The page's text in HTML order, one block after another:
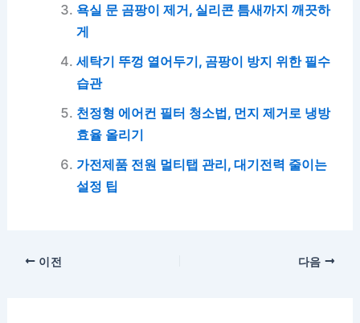
욕실 문 곰팡이 제거, 실리콘 틈새까지 깨끗하
게
세탁기 뚜껑 열어두기, 곰팡이 방지 위한 필수
습관
천정형 에어컨 필터 청소법, 먼지 제거로 냉방
효율 올리기
가전제품 전원 멀티탭 관리, 대기전력 줄이는
설정 팁
이전 다음